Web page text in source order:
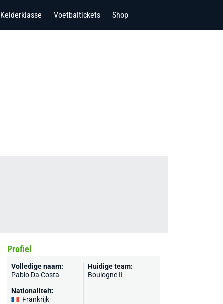
Kelderklasse Voetbaltickets Shop
Profiel
Volledige naam:
Pablo Da Costa
Nationaliteit:
Frankrijk
Huidige team:
Boulogne II